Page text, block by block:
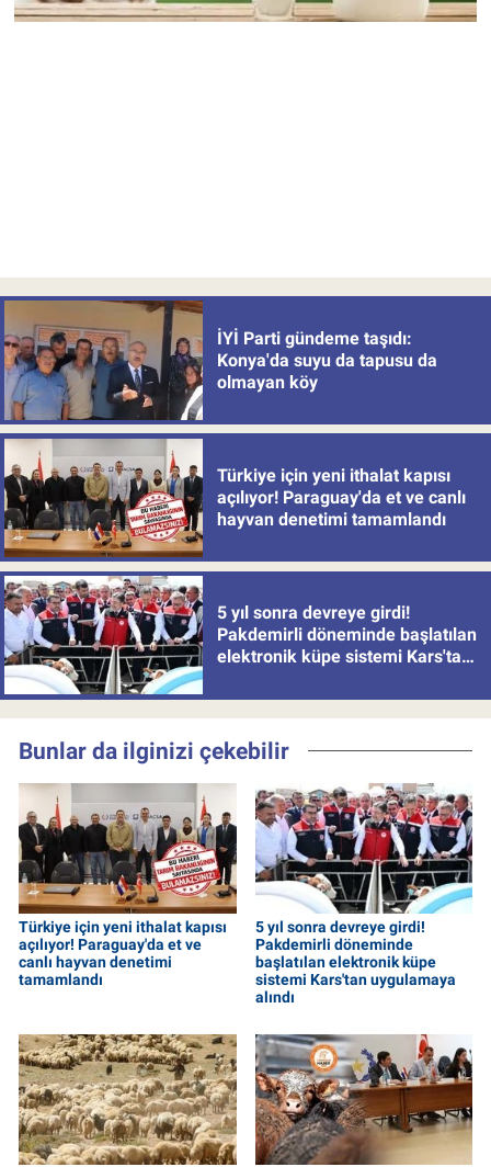
İYİ Parti gündeme taşıdı:
Konya'da suyu da tapusu da
olmayan köy
Türkiye için yeni ithalat kapısı
açılıyor! Paraguay'da et ve canlı
hayvan denetimi tamamlandı
5 yıl sonra devreye girdi!
Pakdemirli döneminde başlatılan
elektronik küpe sistemi Kars'tan
Bunlar da ilginizi çekebilir
Türkiye için yeni ithalat kapısı
açılıyor! Paraguay'da et ve
canlı hayvan denetimi
tamamlandı
5 yıl sonra devreye girdi!
Pakdemirli döneminde
başlatılan elektronik küpe
sistemi Kars'tan uygulamaya
alındı